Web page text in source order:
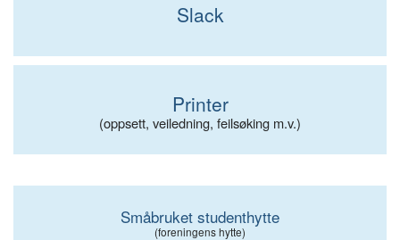
Slack
Printer
(oppsett, veiledning, feilsøking m.v.)
Småbruket studenthytte
(foreningens hytte)